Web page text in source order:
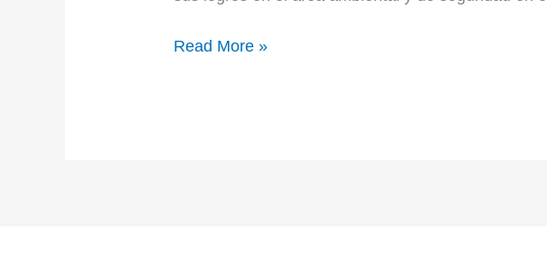
Read More »